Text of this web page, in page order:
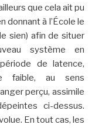
que cela ait pu
donnant à l’École le
sien) afin de situer
système en
de latence,
faible, au sens
perçu, assimile
ci-dessus.
En tout cas, les